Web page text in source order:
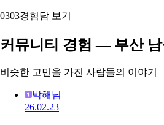
0303경험담 보기
커뮤니티 경험 — 부산
비슷한 고민을 가진 사람들의 이야기
박해님
26.02.23